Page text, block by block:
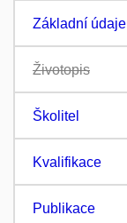
Základní údaje
Životopis
Školitel
Kvalifikace
Publikace